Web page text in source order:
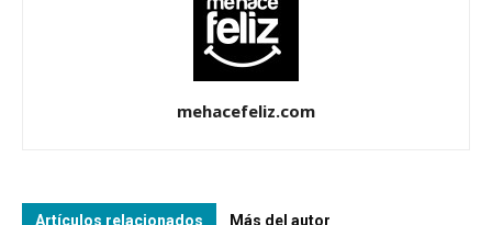
mehacefeliz.com
Artículos relacionados Más del autor